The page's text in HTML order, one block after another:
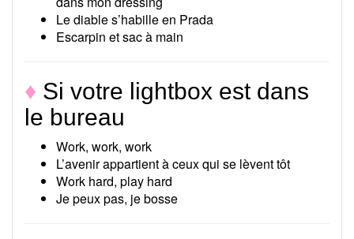
Le diable s’habille en Prada
Escarpin et sac à main
♦ Si votre lightbox est dans
le bureau
Work, work, work
L’avenir appartient à ceux qui se lèvent tôt
Work hard, play hard
Je peux pas, je bosse